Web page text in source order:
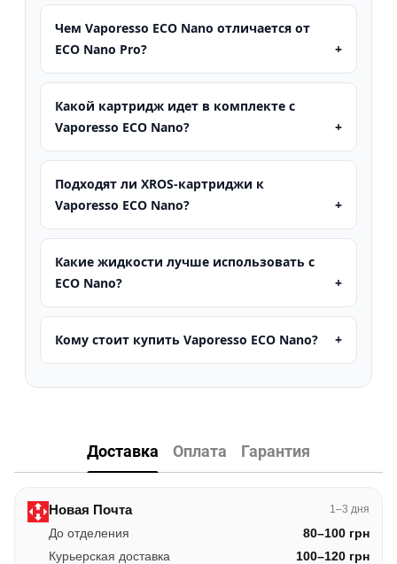
Чем Vaporesso ECO Nano отличается от
ECO Nano Pro?
Какой картридж идет в комплекте с
Vaporesso ECO Nano?
Подходят ли XROS-картриджи к
Vaporesso ECO Nano?
Какие жидкости лучше использовать с
ECO Nano?
Кому стоит купить Vaporesso ECO Nano?
Доставка Оплата Гарантия
Новая Почта 1–3 дня
До отделения
80–100 грн
Курьерская доставка
100–120 грн